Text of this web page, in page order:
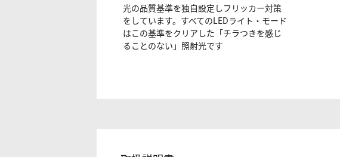
光の品質基準を独自設定しフリッカー対策
をしています。すべてのLEDライト・モード
はこの基準をクリアした「チラつきを感じ
ることのない」照射光です